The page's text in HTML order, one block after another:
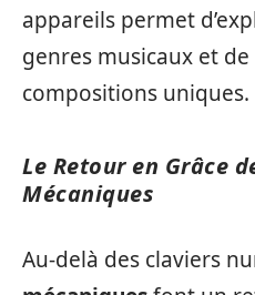
appareils permet
genres musicaux et
compositions uniques.
Le Retour en Grâce
Mécaniques
Au-delà des claviers